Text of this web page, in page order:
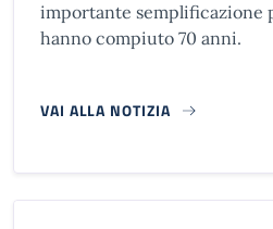
importante semplificazione
hanno compiuto 70 anni.
VAI ALLA NOTIZIA